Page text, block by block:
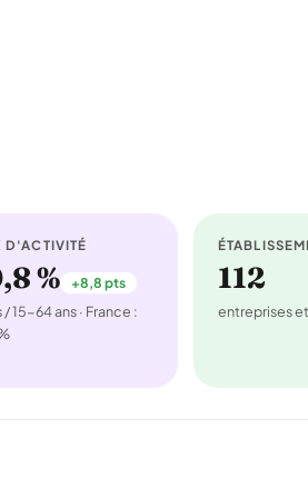
D'ACTIVITÉ
% +8,8 pts
15-64 ans · France :
112
entreprises